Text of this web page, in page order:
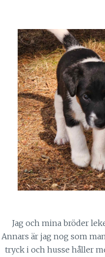
Jag och mina bröder
Annars är jag nog som
tryck i och husse håller